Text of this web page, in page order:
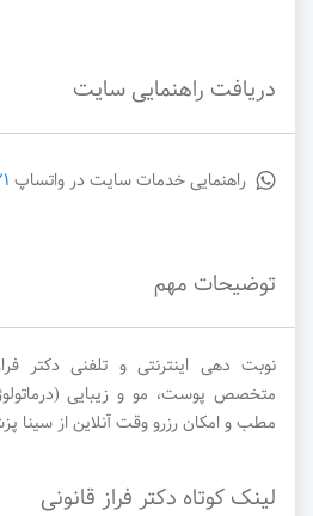
دریافت راهنمایی سایت
راهنمایی خدمات سایت در واتساپ
توضیحات مهم
نوبت دهی اینترنتی و تلفنی دکتر
متخصص پوست، مو و زیبایی
مطب و امکان رزرو وقت آنلاین از سینا
لینک کوتاه دکتر فراز قانونی